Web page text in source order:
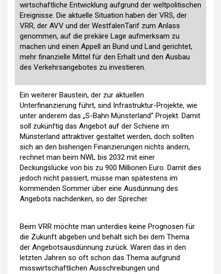
wirtschaftliche Entwicklung aufgrund der weltpolitischen
Ereignisse. Die aktuelle Situation haben der VRS, der
VRR, der AVV und der WestfalenTarif zum Anlass
genommen, auf die prekäre Lage aufmerksam zu
machen und einen Appell an Bund und Land gerichtet,
mehr finanzielle Mittel für den Erhalt und den Ausbau
des Verkehrsangebotes zu investieren.
Ein weiterer Baustein, der zur aktuellen
Unterfinanzierung führt, sind Infrastruktur-Projekte, wie
unter anderem das „S-Bahn Münsterland“ Projekt. Damit
soll zukünftig das Angebot auf der Schiene im
Münsterland attraktiver gestaltet werden, doch sollten
sich an den bisherigen Finanzierungen nichts ändern,
rechnet man beim NWL bis 2032 mit einer
Deckungslücke von bis zu 900 Millionen Euro. Damit dies
jedoch nicht passiert, müsse man spätestens im
kommenden Sommer über eine Ausdünnung des
Angebots nachdenken, so der Sprecher.
Beim VRR möchte man unterdies keine Prognosen für
die Zukunft abgeben und behält sich bei dem Thema
der Angebotsausdünnung zurück. Waren das in den
letzten Jahren so oft schon das Thema aufgrund
misswirtschaftlichen Ausschreibungen und